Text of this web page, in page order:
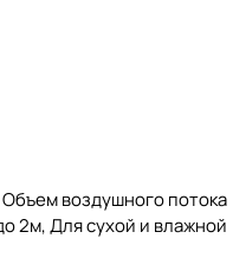
воздушного потока
2м, Для сухой и влажной